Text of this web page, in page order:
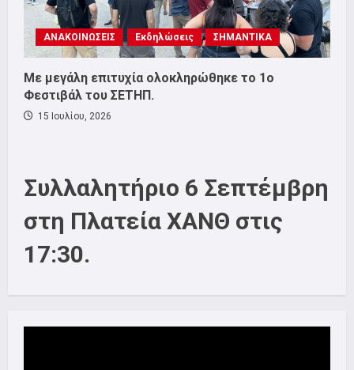
ΑΝΑΚΟΙΝΩΣΕΙΣ Εκδηλώσεις ΣΗΜΑΝΤΙΚΑ
Με μεγάλη επιτυχία ολοκληρώθηκε το 1ο
Φεστιβάλ του ΣΕΤΗΠ.
15 Ιουλίου, 2026
Συλλαλητήριο 6 Σεπτέμβρη
στη Πλατεία ΧΑΝΘ στις
17:30.